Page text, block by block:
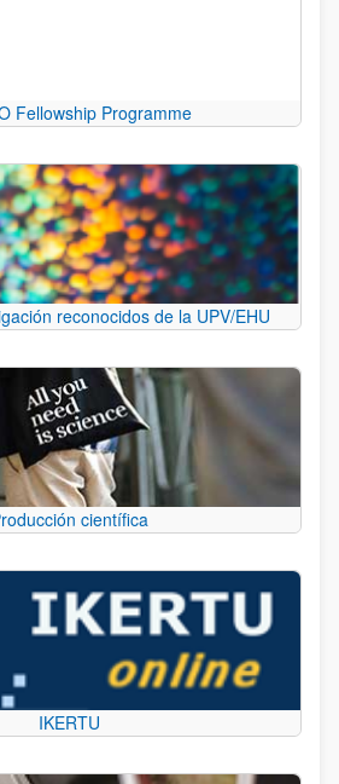
Fellowship Programme
reconocidos de la UPV/EHU
científica
IKERTU